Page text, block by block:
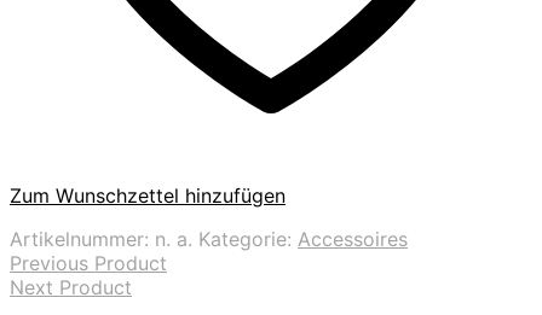
Zum Wunschzettel hinzufügen
Artikelnummer: n. a. Kategorie: Accessoires
Previous Product
Next Product